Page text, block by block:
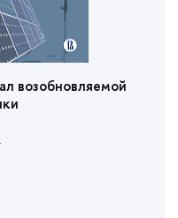
возобновляемой